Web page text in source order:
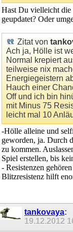
Hast Du vielleicht die
geupdatet? Oder
Zitat von
Ach ja, Hölle ist
Normal krepiert
teilweise nix
Energiegeistern
Hauch einer
Off und ich bin
mit Minus 75
leicht mal 10
-Hölle alleine und
geworden, ja. Durch
zu kommen.
Spiel erstellen, bis
- Resistenzen
Blitzresistenz hilft
tankovaya:
19.12.2012